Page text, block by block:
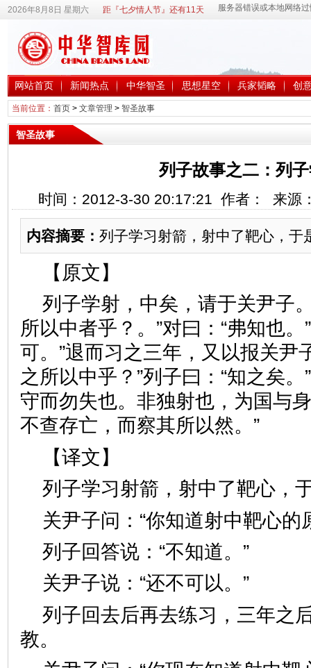
2026年8月8日 星期六 距『七夕情人节』还有11天
网站首页 新闻热点 中华智圣 思想星空 兵家韬略 创
当前位置： 首页> 文章管理 > 智圣故事
智圣故事
列子故事之二：列
时间：2012-3-30 20:17:21 作者： 来源
内容摘要： 列子学习射箭，射中了靶心，于
【原文】
列子学射，中矣，请于关尹子
所以中者乎？。”对曰：“弗知也。
可。”退而习之三年，又以报关尹
之所以中乎？”列子曰：“知之矣。
守而勿失也。非独射也，为国与
不查存亡，而察其所以然。”
【译文】
列子学习射箭，射中了靶心，
关尹子问：“你知道射中靶心的
列子回答说：“不知道。”
关尹子说：“还不可以。”
列子回去后再去练习，三年之
教。